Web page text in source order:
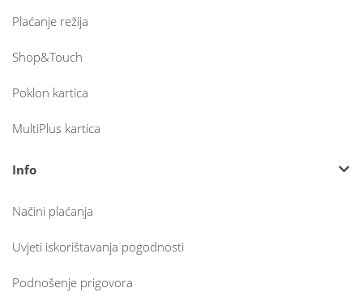
Plaćanje režija
Shop&Touch
Poklon kartica
MultiPlus kartica
Info
Načini plaćanja
Uvjeti iskorištavanja pogodnosti
Podnošenje prigovora